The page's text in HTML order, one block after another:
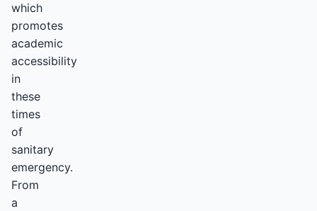
which
promotes
academic
accessibility
in
these
times
of
sanitary
emergency.
From
a